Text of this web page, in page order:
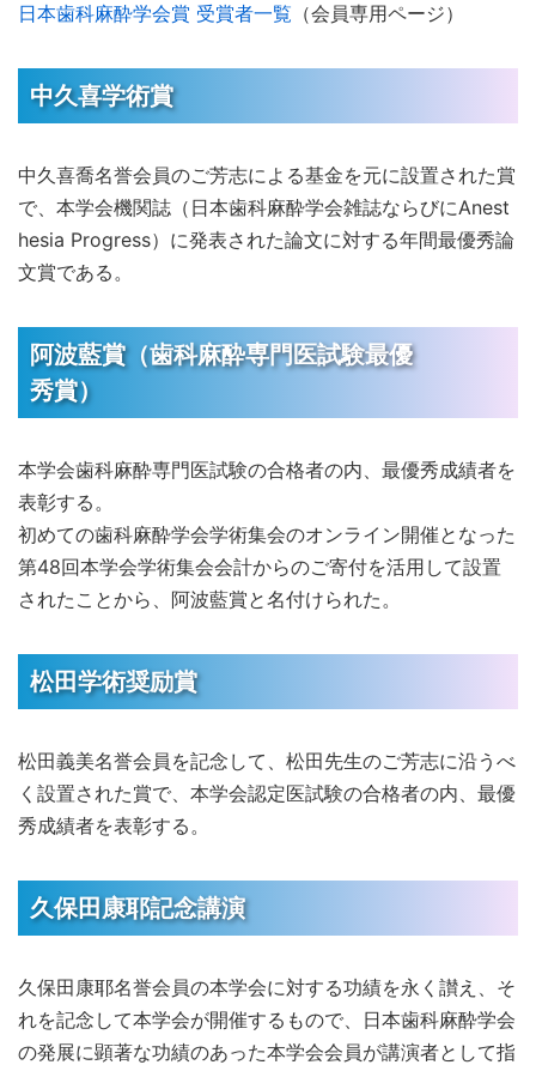
日本歯科麻酔学会賞 受賞者一覧 （会員専用ページ）
中久喜学術賞
中久喜喬名誉会員のご芳志による基金を元に設置された賞
で、本学会機関誌（日本歯科麻酔学会雑誌ならびにAnest
hesia Progress）に発表された論文に対する年間最優秀論
文賞である。
阿波藍賞（歯科麻酔専門医試験最優
秀賞）
本学会歯科麻酔専門医試験の合格者の内、最優秀成績者を
表彰する。
初めての歯科麻酔学会学術集会のオンライン開催となった
第48回本学会学術集会会計からのご寄付を活用して設置
されたことから、阿波藍賞と名付けられた。
松田学術奨励賞
松田義美名誉会員を記念して、松田先生のご芳志に沿うべ
く設置された賞で、本学会認定医試験の合格者の内、最優
秀成績者を表彰する。
久保田康耶記念講演
久保田康耶名誉会員の本学会に対する功績を永く讃え、そ
れを記念して本学会が開催するもので、日本歯科麻酔学会
の発展に顕著な功績のあった本学会会員が講演者として指